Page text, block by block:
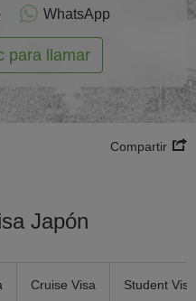
WhatsApp
para llamar
Compartir
Japón
Cruise Visa Student Visa